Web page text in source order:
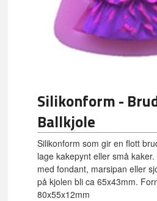
Silikonform -
Ballkjole
Silikonform som gir en flott
lage kakepynt eller små
med fondant, marsipan eller
på kjolen bli ca 65x43mm.
80x55x12mm